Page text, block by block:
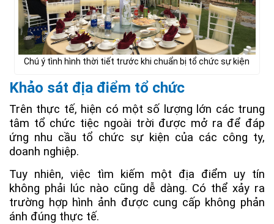
Chú ý tình hình thời tiết trước khi chuẩn bị tổ chức sự kiện
Khảo sát địa điểm tổ chức
Trên thực tế, hiện có một số lượng lớn các trung
tâm tổ chức tiệc ngoài trời được mở ra để đáp
ứng nhu cầu tổ chức sự kiện của các công ty,
doanh nghiệp.
Tuy nhiên, việc tìm kiếm một địa điểm uy tín
không phải lúc nào cũng dễ dàng. Có thể xảy ra
trường hợp hình ảnh được cung cấp không phản
ánh đúng thực tế.